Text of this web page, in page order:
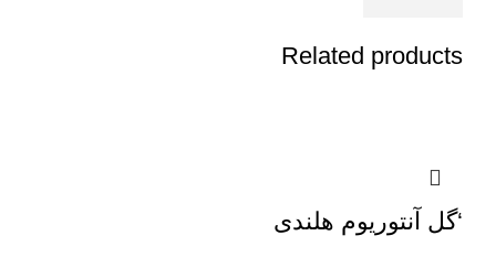
Related products
‘گل آنتوریوم هلندی